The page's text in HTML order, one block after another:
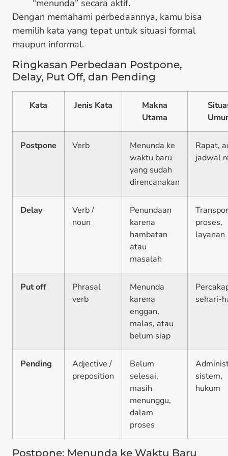
“menunda” secara aktif.
Dengan memahami perbedaannya, kamu bisa
memilih kata yang tepat untuk situasi formal
maupun informal.
Ringkasan Perbedaan Postpone,
Delay, Put Off, dan Pending
Kata Jenis Kata
Makna
Utama
Postpone Verb
Menunda ke
waktu baru
yang sudah
direncanakan
Rapat,
jadwal
Delay
Verb /
noun
Penundaan
karena
hambatan
atau
masalah
proses,
layanan
Put off
Phrasal
verb
Menunda
karena
enggan,
malas, atau
belum siap
sehari-
Pending
Adjective /
preposition
Belum
selesai,
masih
menunggu,
dalam
proses
sistem,
hukum
Postpone: Menunda ke Waktu Baru